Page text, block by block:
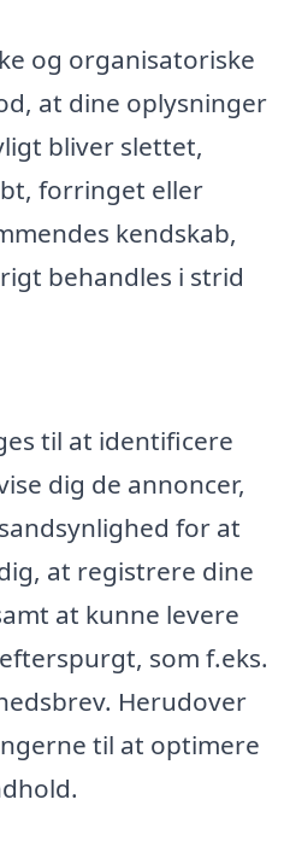
og organisatoriske
at dine oplysninger
bliver slettet,
forringet eller
kendskab,
behandles i strid
til at identificere
dig de annoncer,
for at
at registrere dine
at kunne levere
som f.eks.
Herudover
til at optimere